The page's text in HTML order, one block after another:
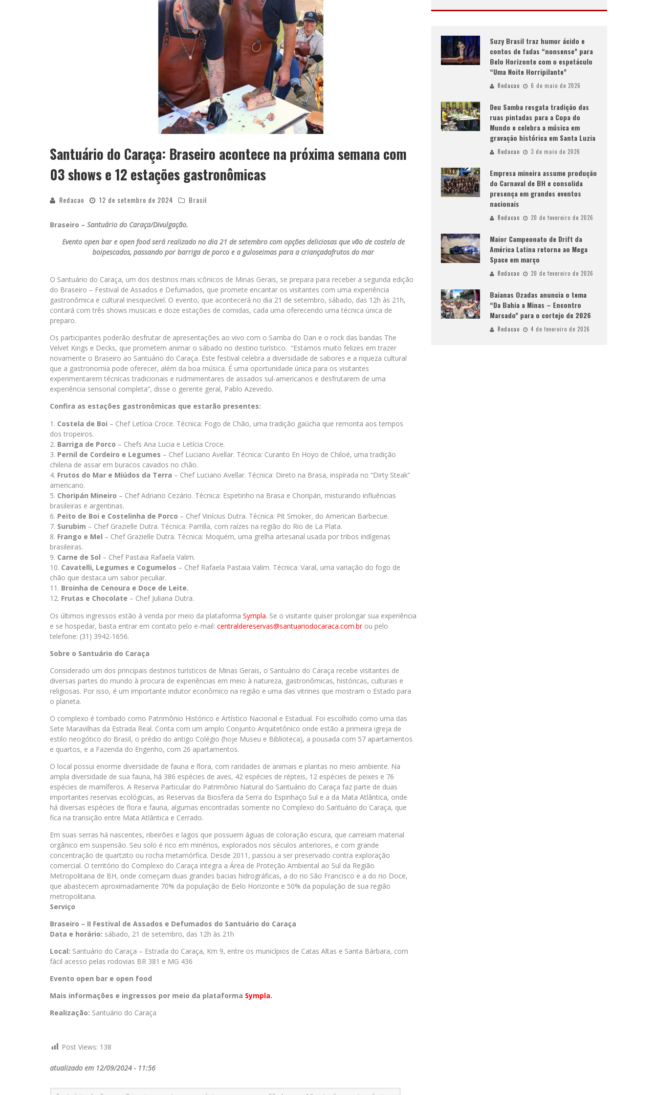
Santuário do Caraça: Braseiro acontece na próxima semana com
03 shows e 12 estações gastronômicas
Redacao 12 de setembro de 2024 Brasil
Braseiro – Santuário do Caraça/Divulgação.
Evento open bar e open food será realizado no dia 21 de setembro com opções deliciosas que vão de costela de
boipescados, passando por barriga de porco e a guloseimas para a criançadafrutos do mar
O Santuário do Caraça, um dos destinos mais icônicos de Minas Gerais, se prepara para receber a segunda edição
do Braseiro – Festival de Assados e Defumados, que promete encantar os visitantes com uma experiência
gastronômica e cultural inesquecível. O evento, que acontecerá no dia 21 de setembro, sábado, das 12h às 21h,
contará com três shows musicais e doze estações de comidas, cada uma oferecendo uma técnica única de
preparo.
Os participantes poderão desfrutar de apresentações ao vivo com o Samba do Dan e o rock das bandas The
Velvet Kings e Decks, que prometem animar o sábado no destino turístico. “Estamos muito felizes em trazer
novamente o Braseiro ao Santuário do Caraça. Este festival celebra a diversidade de sabores e a riqueza cultural
que a gastronomia pode oferecer, além da boa música. É uma oportunidade única para os visitantes
experimentarem técnicas tradicionais e rudmimentares de assados sul-americanos e desfrutarem de uma
experiência sensorial completa”, disse o gerente geral, Pablo Azevedo.
Confira as estações gastronômicas que estarão presentes:
Costela de Boi – Chef Letícia Croce. Técnica: Fogo de Chão, uma tradição gaúcha que remonta aos tempos
dos tropeiros.
Barriga de Porco – Chefs Ana Lucia e Letícia Croce.
Pernil de Cordeiro e Legumes – Chef Luciano Avellar. Técnica: Curanto En Hoyo de Chiloé, uma tradição
chilena de assar em buracos cavados no chão.
Frutos do Mar e Miúdos da Terra – Chef Luciano Avellar. Técnica: Direto na Brasa, inspirada no “Dirty Steak”
americano.
Choripán Mineiro – Chef Adriano Cezário. Técnica: Espetinho na Brasa e Choripán, misturando influências
brasileiras e argentinas.
Peito de Boi e Costelinha de Porco – Chef Vinícius Dutra. Técnica: Pit Smoker, do American Barbecue.
Surubim – Chef Grazielle Dutra. Técnica: Parrilla, com raízes na região do Rio de La Plata.
Frango e Mel – Chef Grazielle Dutra. Técnica: Moquém, uma grelha artesanal usada por tribos indígenas
brasileiras.
Carne de Sol – Chef Pastaia Rafaela Valim.
Cavatelli, Legumes e Cogumelos – Chef Rafaela Pastaia Valim. Técnica: Varal, uma variação do fogo de
chão que destaca um sabor peculiar.
Broinha de Cenoura e Doce de Leite.
Frutas e Chocolate – Chef Juliana Dutra.
Os últimos ingressos estão à venda por meio da plataforma Sympla. Se o visitante quiser prolongar sua experiência
e se hospedar, basta entrar em contato pelo e-mail: centraldereservas@santuariodocaraca.com.brou pelo
telefone: (31) 3942-1656.
Sobre o Santuário do Caraça
Considerado um dos principais destinos turísticos de Minas Gerais, o Santuário do Caraça recebe visitantes de
diversas partes do mundo à procura de experiências em meio à natureza, gastronômicas, históricas, culturais e
religiosas. Por isso, é um importante indutor econômico na região e uma das vitrines que mostram o Estado para
o planeta.
O complexo é tombado como Patrimônio Histórico e Artístico Nacional e Estadual. Foi escolhido como uma das
Sete Maravilhas da Estrada Real. Conta com um amplo Conjunto Arquitetônico onde estão a primeira igreja de
estilo neogótico do Brasil, o prédio do antigo Colégio (hoje Museu e Biblioteca), a pousada com 57 apartamentos
e quartos, e a Fazenda do Engenho, com 26 apartamentos.
O local possui enorme diversidade de fauna e flora, com raridades de animais e plantas no meio ambiente. Na
ampla diversidade de sua fauna, há 386 espécies de aves, 42 espécies de répteis, 12 espécies de peixes e 76
espécies de mamíferos. A Reserva Particular do Patrimônio Natural do Santuário do Caraça faz parte de duas
importantes reservas ecológicas, as Reservas da Biosfera da Serra do Espinhaço Sul e a da Mata Atlântica, onde
há diversas espécies de flora e fauna, algumas encontradas somente no Complexo do Santuário do Caraça, que
fica na transição entre Mata Atlântica e Cerrado.
Em suas serras há nascentes, ribeirões e lagos que possuem águas de coloração escura, que carreiam material
orgânico em suspensão. Seu solo é rico em minérios, explorados nos séculos anteriores, e com grande
concentração de quartzito ou rocha metamórfica. Desde 2011, passou a ser preservado contra exploração
comercial. O território do Complexo do Caraça integra a Área de Proteção Ambiental ao Sul da Região
Metropolitana de BH, onde começam duas grandes bacias hidrográficas, a do rio São Francisco e a do rio Doce,
que abastecem aproximadamente 70% da população de Belo Horizonte e 50% da população de sua região
metropolitana.
Serviço
Braseiro – II Festival de Assados e Defumados do Santuário do Caraça
Data e horário: sábado, 21 de setembro, das 12h às 21h
Local: Santuário do Caraça – Estrada do Caraça, Km 9, entre os municípios de Catas Altas e Santa Bárbara, com
fácil acesso pelas rodovias BR 381 e MG 436
Evento open bar e open food
Mais informações e ingressos por meio da plataforma Sympla.
Realização: Santuário do Caraça
Post Views: 138
atualizado em 12/09/2024 - 11:56
Suzy Brasil traz humor ácido e
contos de fadas “nonsense” para
Belo Horizonte com o espetáculo
“Uma Noite Horripilante”
Redacao 6 de maio de 2026
Deu Samba resgata tradição das
ruas pintadas para a Copa do
Mundo e celebra a música em
gravação histórica em Santa Luzia
Redacao 3 de maio de 2026
Empresa mineira assume produção
do Carnaval de BH e consolida
presença em grandes eventos
nacionais
Redacao 20 de fevereiro de 2026
Maior Campeonato de Drift da
América Latina retorna ao Mega
Space em março
Redacao 20 de fevereiro de 2026
Baianas Ozadas anuncia o tema
“Da Bahia a Minas – Encontro
Marcado” para o cortejo de 2026
Redacao 4 de fevereiro de 2026